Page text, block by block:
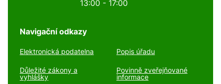
13:00 - 17:00
Navigační odkazy
Elektronická podatelna Popis úřadu
Důležité zákony a
vyhlášky
Povinně zveřejňované
informace